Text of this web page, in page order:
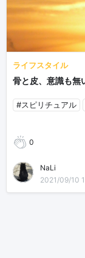
ライフスタイル
骨と皮、意識も無
#スピリチュアル
0
NaLi
2021/09/10